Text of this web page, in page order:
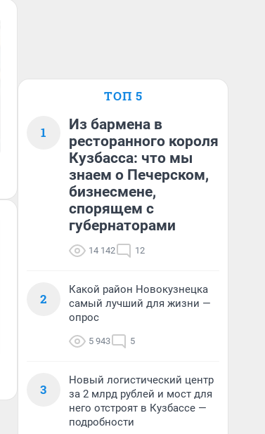
ТОП 5
1
Из бармена в
ресторанного короля
Кузбасса: что мы
знаем о Печерском,
бизнесмене,
спорящем с
губернаторами
14 142 12
2
Какой район Новокузнецка
самый лучший для жизни —
опрос
5 943 5
3
Новый логистический центр
за 2 млрд рублей и мост для
него отстроят в Кузбассе —
подробности